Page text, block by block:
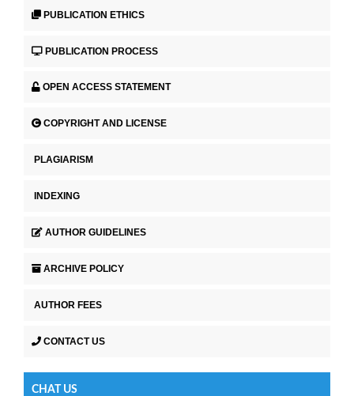
PUBLICATION ETHICS
PUBLICATION PROCESS
OPEN ACCESS STATEMENT
COPYRIGHT AND LICENSE
PLAGIARISM
INDEXING
AUTHOR GUIDELINES
ARCHIVE POLICY
AUTHOR FEES
CONTACT US
CHAT US